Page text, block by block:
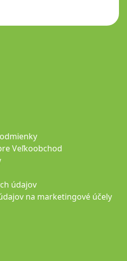
Veľkoobchod
údajov
na marketingové účely